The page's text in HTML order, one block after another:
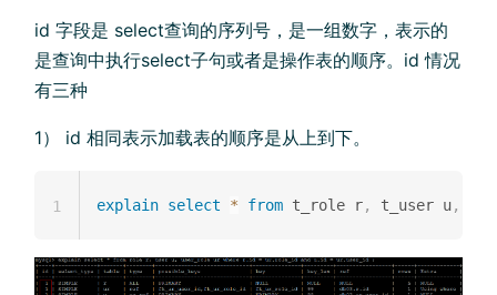
id 字段是 select查询的序列号，是一组数字，表示的
是查询中执行select子句或者是操作表的顺序。id 情况
有三种
1） id 相同表示加载表的顺序是从上到下。
explain select * from t_role r, t_user u,
1